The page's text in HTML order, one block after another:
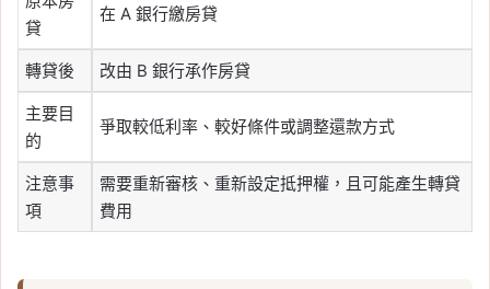
貸
在 A 銀行繳房貸
轉貸後 改由 B 銀行承作房貸
主要目
的
爭取較低利率、較好條件或調整還款方式
注意事
項
需要重新審核、重新設定抵押權，且可能產生轉貸
費用